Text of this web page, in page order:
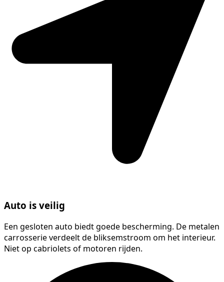
Auto is veilig
Een gesloten auto biedt goede bescherming. De metalen
carrosserie verdeelt de bliksemstroom om het interieur.
Niet op cabriolets of motoren rijden.